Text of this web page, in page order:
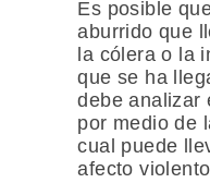
Es posible
aburrido que
la cólera o la
que se ha
debe analizar
por medio de
cual puede
afecto